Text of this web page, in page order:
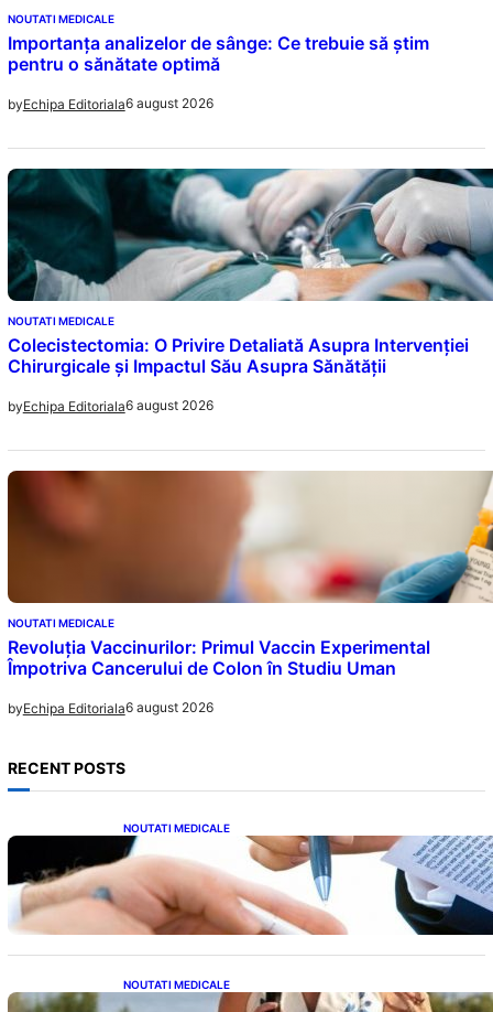
NOUTATI MEDICALE
Importanța analizelor de sânge: Ce trebuie să știm
pentru o sănătate optimă
byEchipa Editoriala6 august 2026
NOUTATI MEDICALE
Colecistectomia: O Privire Detaliată Asupra Intervenției
Chirurgicale și Impactul Său Asupra Sănătății
byEchipa Editoriala6 august 2026
NOUTATI MEDICALE
Revoluția Vaccinurilor: Primul Vaccin Experimental
Împotriva Cancerului de Colon în Studiu Uman
byEchipa Editoriala6 august 2026
RECENT POSTS
NOUTATI MEDICALE
Acordul României cu Banca Mondială: O
Analiză Detaliată a Împrumutului și
Condițiilor Impuse
NOUTATI MEDICALE